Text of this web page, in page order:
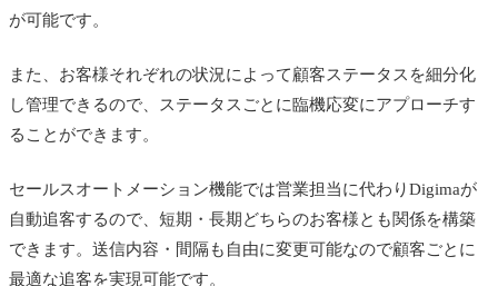
が可能です。
また、お客様それぞれの状況によって顧客ステータスを細分化
し管理できるので、ステータスごとに臨機応変にアプローチす
ることができます。
セールスオートメーション機能では営業担当に代わりDigimaが
自動追客するので、短期・長期どちらのお客様とも関係を構築
できます。送信内容・間隔も自由に変更可能なので顧客ごとに
最適な追客を実現可能です。